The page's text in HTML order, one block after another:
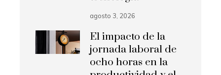
agosto 3, 2026
El impacto de la
jornada laboral de
ocho horas en la